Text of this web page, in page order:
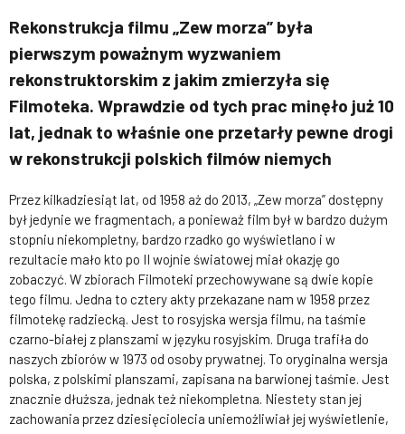
Rekonstrukcja filmu „Zew morza” była
pierwszym poważnym wyzwaniem
rekonstruktorskim z jakim zmierzyła się
Filmoteka. Wprawdzie od tych prac minęło już 10
lat, jednak to właśnie one przetarły pewne drogi
w rekonstrukcji polskich filmów niemych
Przez kilkadziesiąt lat, od 1958 aż do 2013, „Zew morza” dostępny
był jedynie we fragmentach, a ponieważ film był w bardzo dużym
stopniu niekompletny, bardzo rzadko go wyświetlano i w
rezultacie mało kto po II wojnie światowej miał okazję go
zobaczyć. W zbiorach Filmoteki przechowywane są dwie kopie
tego filmu. Jedna to cztery akty przekazane nam w 1958 przez
filmotekę radziecką. Jest to rosyjska wersja filmu, na taśmie
czarno-białej z planszami w języku rosyjskim. Druga trafiła do
naszych zbiorów w 1973 od osoby prywatnej. To oryginalna wersja
polska, z polskimi planszami, zapisana na barwionej taśmie. Jest
znacznie dłuższa, jednak też niekompletna. Niestety stan jej
zachowania przez dziesięciolecia uniemożliwiał jej wyświetlenie,